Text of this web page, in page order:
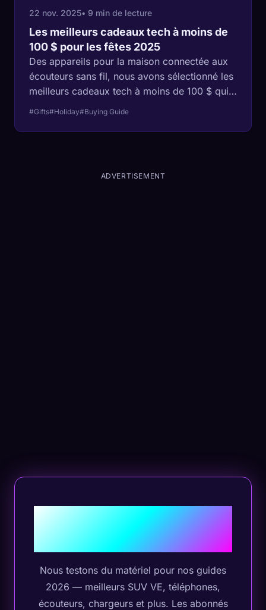
22 nov. 2025• 9 min de lecture
Les meilleurs cadeaux tech à moins de
100 $ pour les fêtes 2025
Des appareils pour la maison connectée aux
écouteurs sans fil, nous avons sélectionné les
meilleurs cadeaux tech à moins de 100 $ qui
#Gifts#Holiday#Buying Guide
ADVERTISEMENT
Nous testons du matériel pour nos guides
2026 — meilleurs SUV VE, téléphones,
écouteurs, chargeurs et plus. Les abonnés